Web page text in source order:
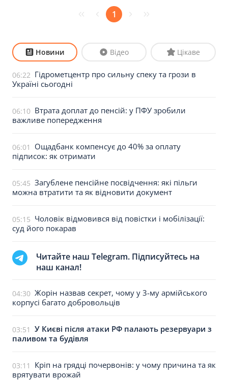
1
Новини Відео Цікаве
06:22 Гідрометцентр про сильну спеку та грози в
Україні сьогодні
06:10 Втрата доплат до пенсій: у ПФУ зробили
важливе попередження
06:01
Ощадбанк компенсує до 40% за оплату
підписок: як отримати
05:45 Загублене пенсійне посвідчення: які пільги
можна втратити та як відновити документ
05:15 Чоловік відмовився від повістки і мобілізації:
суд його покарав
Читайте наш Telegram. Підписуйтесь на
наш канал!
04:30 Жорін назвав секрет, чому у 3-му армійського
корпусі багато добровольців
03:51 У Києві після атаки РФ палають резервуари з
паливом та будівля
03:11
Кріп на грядці почервонів: у чому причина та як
врятувати врожай